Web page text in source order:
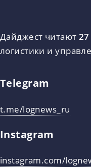
Дайджест читают
логистики и
Telegram
t.me/lognews_ru
Instagram
instagram.com/